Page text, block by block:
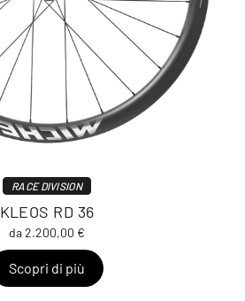
RACE DIVISION
KLEOS RD 36
da 2.200,00 €
Scopri di più